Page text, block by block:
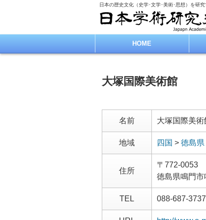
日本の歴史文化（史学･文学･美術･思想）を研
HOME
大塚国際美術館
名前 大塚国際美術
地域 四国 > 徳島県
住所
〒772-0053
徳島県鳴門市
TEL 088-687-3737